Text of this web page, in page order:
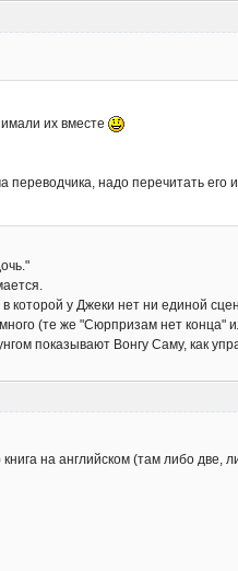
их вместе
переводчика, надо перечитать его
которой у Джеки нет ни единой
(те же "Сюрпризам нет конца"
показывают Вонгу Саму, как
на английском (там либо две,